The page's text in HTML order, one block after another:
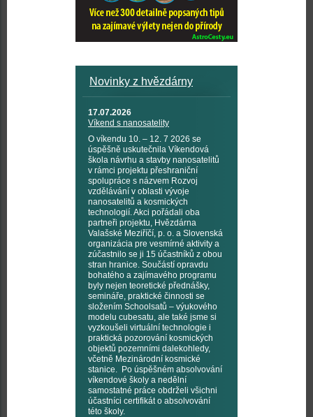
Novinky z hvězdárny
17.07.2026
Víkend s nanosatelity
O víkendu 10. – 12. 7 2026 se
úspěšně uskutečnila Víkendová
škola návrhu a stavby nanosatelitů
v rámci projektu přeshraniční
spolupráce s názvem Rozvoj
vzdělávání v oblasti vývoje
nanosatelitů a kosmických
technologií. Akci pořádali oba
partneři projektu, Hvězdárna
Valašské Meziříčí, p. o. a Slovenská
organizácia pre vesmírné aktivity a
zúčastnilo se ji 15 účastníků z obou
stran hranice. Součástí opravdu
bohatého a zajímavého programu
byly nejen teoretické přednášky,
semináře, praktické činnosti se
složením Schoolsatů – výukového
modelu cubesatu, ale také jsme si
vyzkoušeli virtuální technologie i
praktická pozorování kosmických
objektů pozemními dalekohledy,
včetně Mezinárodní kosmické
stanice. Po úspěšném absolvování
víkendové školy a nedělní
samostatné práce obdrželi všichni
účastníci certifikát o absolvování
této školy.